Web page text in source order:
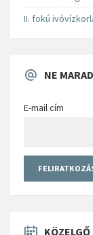
II. fokú
NE
E-mail cím
KÖZELGŐ